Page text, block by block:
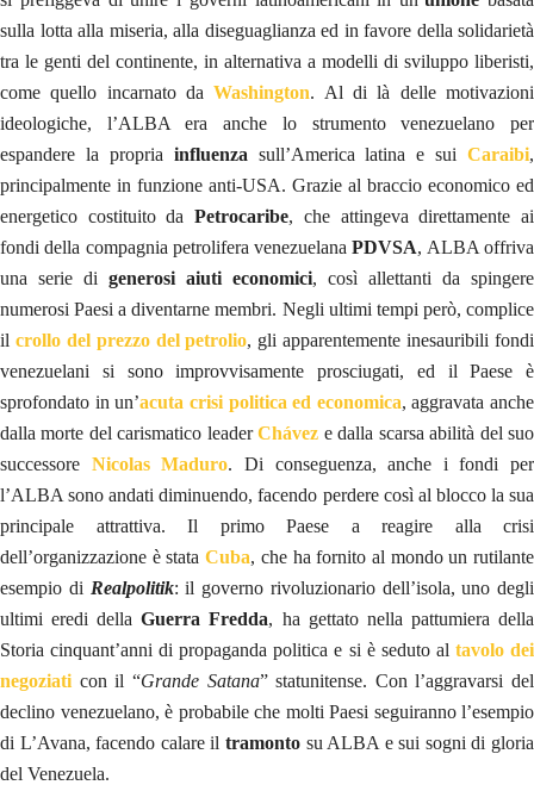
sulla lotta alla miseria, alla diseguaglianza ed in favore della solidarietà
tra le genti del continente, in alternativa a modelli di sviluppo liberisti,
come quello incarnato daWashington. Al di là delle motivazioni
ideologiche, l’ALBA era anche lo strumento venezuelano per
espandere la propria influenza sull’America latina e sui Caraibi,
principalmente in funzione anti-USA. Grazie al braccio economico ed
energetico costituito daPetrocaribe, che attingeva direttamente ai
fondi della compagnia petrolifera venezuelanaPDVSA, ALBA offriva
una serie di generosi aiuti economici, così allettanti da spingere
numerosi Paesi a diventarne membri. Negli ultimi tempi però, complice
il crollo del prezzo del petrolio, gli apparentemente inesauribili fondi
venezuelani si sono improvvisamente prosciugati, ed il Paese è
sprofondato in un’acuta crisi politica ed economica, aggravata anche
dalla morte del carismatico leaderChávez e dalla scarsa abilità del suo
successore Nicolas Maduro. Di conseguenza, anche i fondi per
l’ALBA sono andati diminuendo, facendo perdere così al blocco la sua
principale attrattiva. Il primo Paese a reagire alla crisi
dell’organizzazione è stataCuba, che ha fornito al mondo un rutilante
esempio di Realpolitik: il governo rivoluzionario dell’isola, uno degli
ultimi eredi dellaGuerra Fredda, ha gettato nella pattumiera della
Storia cinquant’anni di propaganda politica e si è seduto al tavolo dei
negoziati con il “Grande Satana” statunitense. Con l’aggravarsi del
declino venezuelano, è probabile che molti Paesi seguiranno l’esempio
di L’Avana, facendo calare il tramontosu ALBA e sui sogni di gloria
del Venezuela.